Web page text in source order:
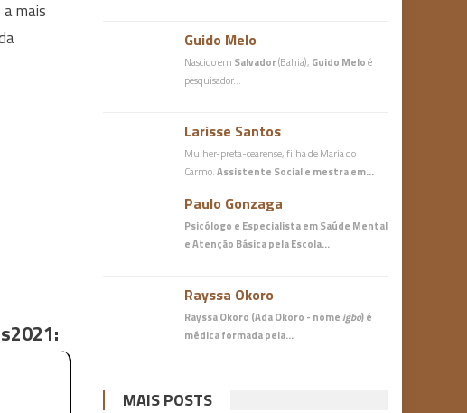
mais
Guido Melo
Nascido em Salvador(Bahia), Guido Meloé
pesquisador…
Larisse Santos
Mulher-preta-cearense, filha de Maria do
Carmo.Assistente Social e mestra em…
Paulo Gonzaga
Psicólogo e Especialista em Saúde Mental
e Atenção Básicapela Escola…
Rayssa Okoro
Rayssa Okoro (Ada Okoro - nome igbo) é
médicaformada pela…
MAIS POSTS